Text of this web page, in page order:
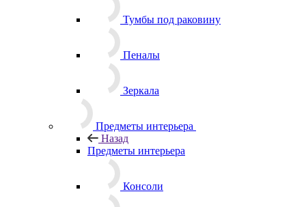
Тумбы под раковину
Пеналы
Зеркала
Предметы интерьера
Назад
Предметы интерьера
Консоли